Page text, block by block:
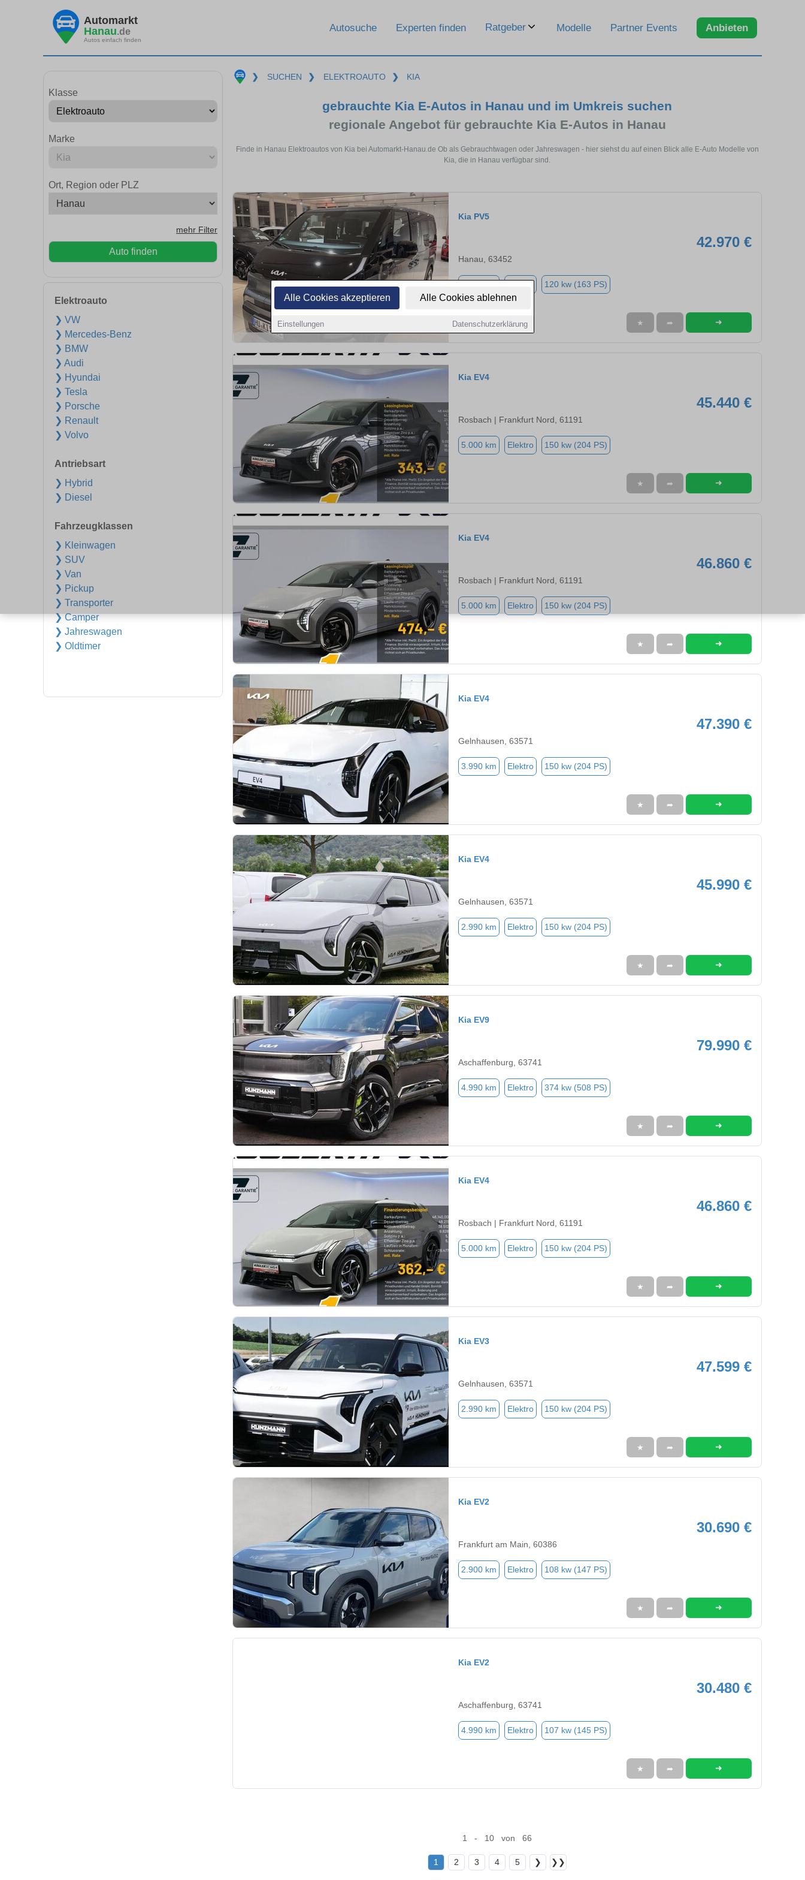
Alle Cookies akzeptieren Alle Cookies ablehnen
Einstellungen Datenschutzerklärung
Automarkt
Hanau.de
Autos einfach finden
Autosuche Experten finden Ratgeber Modelle Partner Events Anbieten
Klasse
Marke
Ort, Region oder PLZ
mehr Filter
Auto finden
Elektroauto
❯ VW
❯ Mercedes-Benz
❯ BMW
❯ Audi
❯ Hyundai
❯ Tesla
❯ Porsche
❯ Renault
❯ Volvo
Antriebsart
❯ Hybrid
❯ Diesel
Fahrzeugklassen
❯ Kleinwagen
❯ SUV
❯ Van
❯ Pickup
❯ Transporter
❯ Camper
❯ Jahreswagen
❯ Oldtimer
❯ SUCHEN ❯ ELEKTROAUTO ❯ KIA
gebrauchte Kia E-Autos in Hanau und im Umkreis suchen
regionale Angebot für gebrauchte Kia E-Autos in Hanau
Finde in Hanau Elektroautos von Kia bei Automarkt-Hanau.de Ob als Gebrauchtwagen oder Jahreswagen - hier siehst du auf einen Blick alle E-Auto Modelle von
Kia, die in Hanau verfügbar sind.
Kia PV5
42.970 €
Hanau, 63452
Elektro 120 kw (163 PS)
★ ➦ ➜
Kia EV4
45.440 €
Rosbach | Frankfurt Nord, 61191
5.000 km Elektro 150 kw (204 PS)
★ ➦ ➜
Kia EV4
46.860 €
Rosbach | Frankfurt Nord, 61191
5.000 km Elektro 150 kw (204 PS)
★ ➦ ➜
Kia EV4
47.390 €
Gelnhausen, 63571
3.990 km Elektro 150 kw (204 PS)
★ ➦ ➜
Kia EV4
45.990 €
Gelnhausen, 63571
2.990 km Elektro 150 kw (204 PS)
★ ➦ ➜
Kia EV9
79.990 €
Aschaffenburg, 63741
4.990 km Elektro 374 kw (508 PS)
★ ➦ ➜
Kia EV4
46.860 €
Rosbach | Frankfurt Nord, 61191
5.000 km Elektro 150 kw (204 PS)
★ ➦ ➜
Kia EV3
47.599 €
Gelnhausen, 63571
2.990 km Elektro 150 kw (204 PS)
★ ➦ ➜
Kia EV2
30.690 €
Frankfurt am Main, 60386
2.900 km Elektro 108 kw (147 PS)
★ ➦ ➜
Kia EV2
30.480 €
Aschaffenburg, 63741
4.990 km Elektro 107 kw (145 PS)
★ ➦ ➜
1 - 10 von 66
1 2 3 4 5 ❯ ❯❯